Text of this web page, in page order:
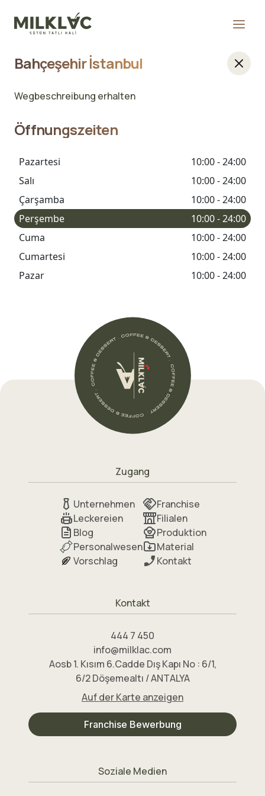
Bahçeşehir İstanbul
Wegbeschreibung erhalten
Öffnungszeiten
Pazartesi
10:00 - 24:00
Salı
10:00 - 24:00
Çarşamba
10:00 - 24:00
Perşembe
10:00 - 24:00
Cuma
10:00 - 24:00
Cumartesi
10:00 - 24:00
Pazar
10:00 - 24:00
Zugang
Unternehmen
Leckereien
Blog
Personalwesen
Vorschlag
Franchise
Filialen
Produktion
Material
Kontakt
Kontakt
444 7 450
info@milklac.com
Aosb 1. Kısım 6.Cadde Dış Kapı No : 6/1,
6/2 Döşemealtı / ANTALYA
Auf der Karte anzeigen
Franchise Bewerbung
Soziale Medien